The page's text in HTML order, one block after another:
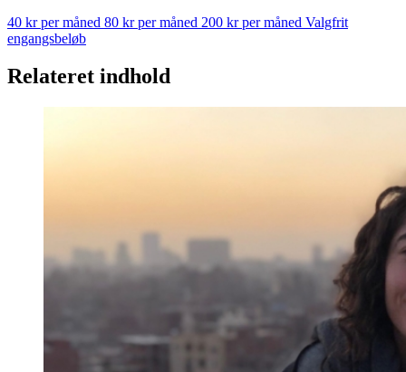
40 kr per måned 80 kr per måned 200 kr per måned Valgfrit
engangsbeløb
Relateret indhold